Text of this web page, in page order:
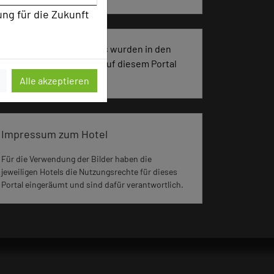
für die Zukunft
Alle akzeptieren
404 Seiten dieses Hotels wurden in den
vergangenen 30 Tagen auf diesem Portal
aufgerufen.
Impressum zum Hotel
Für die Verwendung der Bilder haben die
jeweiligen Hotels die Nutzungsrechte für dieses
Portal eingeräumt und sind dafür verantwortlich.